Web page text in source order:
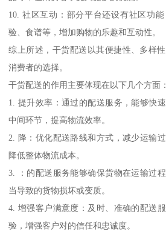
10. 社区互动：部分平台还设有社区功
验、食谱等，增加购物的乐趣和互动性。
综上所述，干货配送以其便捷性、多样
消费者的选择。
干货配送的作用主要体现在以下几个方面：
1. 提升效率：通过的配送服务，能够快
中间环节，提高物流效率。
2. 降：优化配送路线和方式，减少运输
降低整体物流成本。
3. ：的配送服务能够确保货物在运输过
当导致的货物损坏或变质。
4. 增强客户满意度：及时、准确的配送
验，增强客户对的信任和忠诚度。